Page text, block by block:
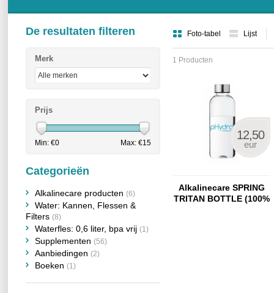
Foto-tabel Lijst
1 Producten
12,50
eur
Alkalinecare SPRING
TRITAN BOTTLE (100%
De resultaten filteren
Merk
Prijs
Min: €0 Max: €15
Categorieën
Alkalinecare producten (6)
Water: Kannen, Flessen &
Filters (8)
Waterfles: 0,6 liter, bpa vrij (1)
Supplementen (56)
Aanbiedingen (2)
Boeken (1)